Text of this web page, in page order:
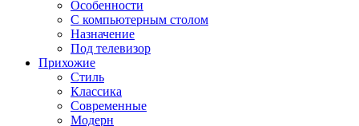
Особенности
С компьютерным столом
Назначение
Под телевизор
Прихожие
Стиль
Классика
Современные
Модерн